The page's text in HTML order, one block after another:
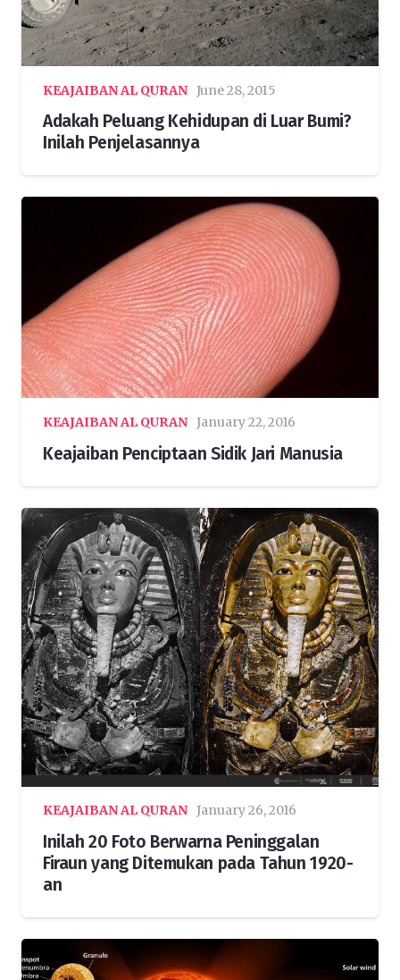
KEAJAIBAN AL QURAN June 28, 2015
Adakah Peluang Kehidupan di Luar Bumi?
Inilah Penjelasannya
KEAJAIBAN AL QURAN January 22, 2016
Keajaiban Penciptaan Sidik Jari Manusia
KEAJAIBAN AL QURAN January 26, 2016
Inilah 20 Foto Berwarna Peninggalan
Firaun yang Ditemukan pada Tahun 1920-
an